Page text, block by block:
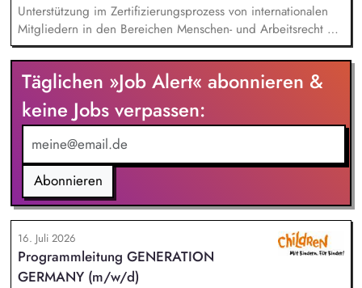
Unterstützung im Zertifizierungsprozess von internationalen
Mitgliedern in den Bereichen Menschen- und Arbeitsrecht mit
Schwerpunkt auf Spanien, Lateinamerika und Indien. Analyse
und Überprüfung von Audit-Berichten und
zertifizierungsrelevanten Unterlagen, wie Lohnberechnungen,
Arbeitszeiterfassungen und Tarifverträgen. Durchführung von
Qualitätssicherungsbesuchen in Spanien und weltweit.
Weiterentwicklung der Naturland Richtlinien Soziale
Verantwortung sowie des Kontroll- und Zertifizierungssystems.
Durchführung regionalspezifischer Schulungen für externe
Kontrollstellen sowie Webinaren und Workshops zu
Sozialstandards, Menschen- und Arbeitsrechten.
Täglichen »Job Alert« abonnieren &
keine Jobs verpassen:
Abonnieren
16. Juli 2026
Programmleitung GENERATION
GERMANY (m/w/d)